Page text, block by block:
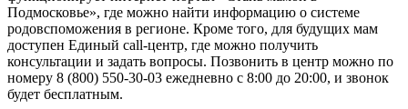
Подмосковье», где можно найти информацию о системе
родовспоможения в регионе. Кроме того, для будущих мам
доступен Единый call-центр, где можно получить
консультации и задать вопросы. Позвонить в центр можно по
номеру 8 (800) 550-30-03 ежедневно с 8:00 до 20:00, и звонок
будет бесплатным.